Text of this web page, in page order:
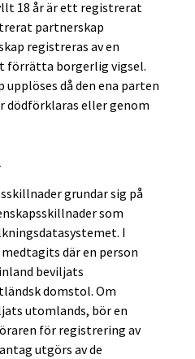
18 år är ett registrerat
partnerskap
registreras av en
förrätta borgerlig vigsel.
då den ena parten
dödförklaras eller genom
grundar sig på
som
I
där en person
beviljats
domstol. Om
utomlands, bör en
för registrering av
utgörs av de